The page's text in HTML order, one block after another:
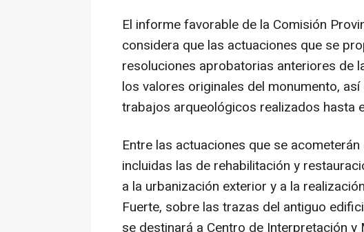
El informe favorable de la Comisión
considera que las actuaciones que se
resoluciones aprobatorias anteriores de
los valores originales del monumento,
trabajos arqueológicos realizados hasta
Entre las actuaciones que se
incluidas las de rehabilitación y
a la urbanización exterior y a la
Fuerte, sobre las trazas del antiguo
se destinará a Centro de Interpretación y